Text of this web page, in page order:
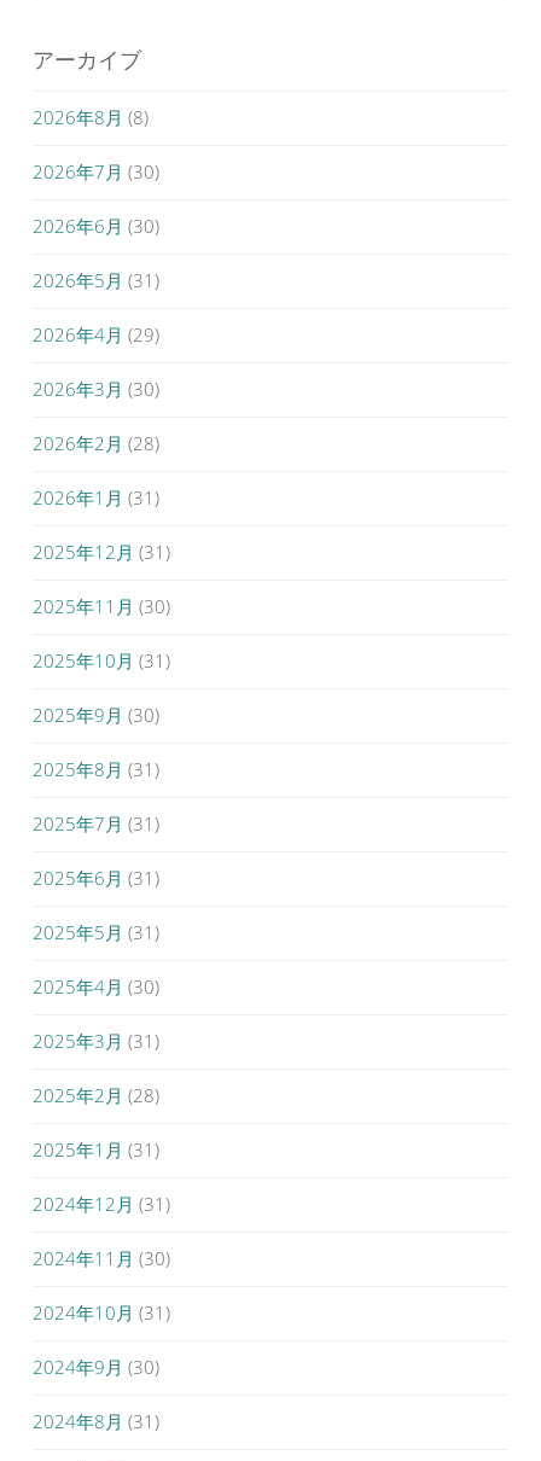
アーカイブ
2026年8月 (8)
2026年7月 (30)
2026年6月 (30)
2026年5月 (31)
2026年4月 (29)
2026年3月 (30)
2026年2月 (28)
2026年1月 (31)
2025年12月 (31)
2025年11月 (30)
2025年10月 (31)
2025年9月 (30)
2025年8月 (31)
2025年7月 (31)
2025年6月 (31)
2025年5月 (31)
2025年4月 (30)
2025年3月 (31)
2025年2月 (28)
2025年1月 (31)
2024年12月 (31)
2024年11月 (30)
2024年10月 (31)
2024年9月 (30)
2024年8月 (31)